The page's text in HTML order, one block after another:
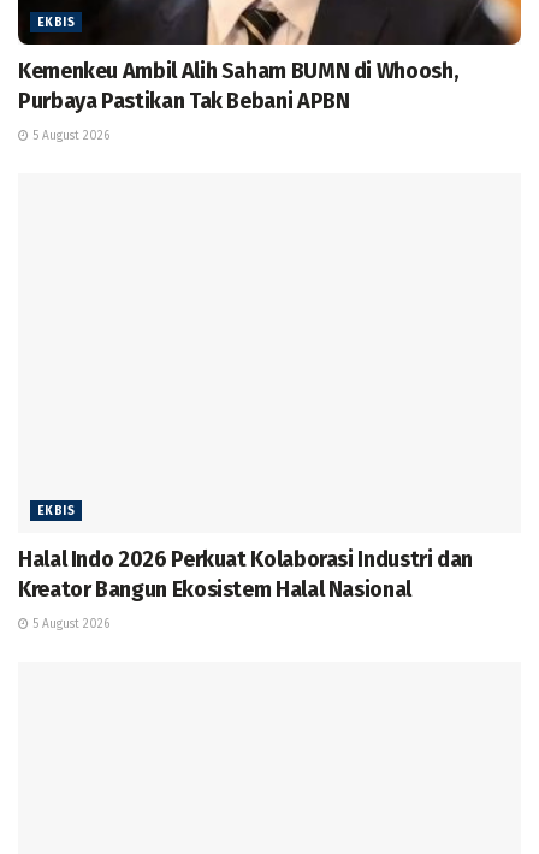
EKBIS
Kemenkeu Ambil Alih Saham BUMN di Whoosh,
Purbaya Pastikan Tak Bebani APBN
5 August 2026
EKBIS
Halal Indo 2026 Perkuat Kolaborasi Industri dan
Kreator Bangun Ekosistem Halal Nasional
5 August 2026